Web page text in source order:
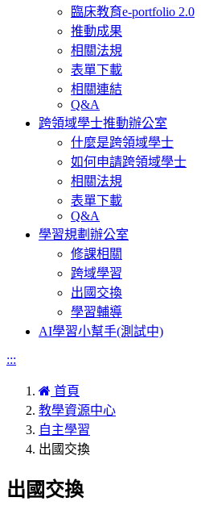
臨床教育e-portfolio 2.0
推動成果
相關法規
表單下載
相關連結
Q&A
跨領域學士推動辦公室
什麼是跨領域學士
如何申請跨領域學士
相關法規
表單下載
Q&A
學習規劃辦公室
修課相關
跨域學習
出國交換
學習輔導
AI學習小幫手(測試中)
:::
首頁
教學資源中心
自主學習
出國交換
出國交換